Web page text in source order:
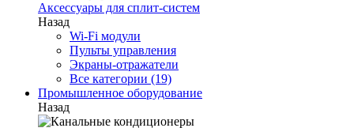
Аксессуары для сплит-систем
Назад
Wi-Fi модули
Пульты управления
Экраны-отражатели
Все категории (19)
Промышленное оборудование
Назад